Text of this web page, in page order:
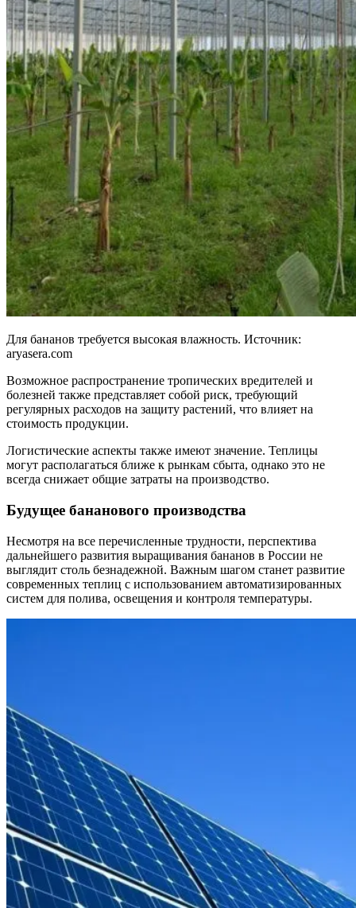
Для бананов требуется высокая влажность. Источник:
aryasera.com
Возможное распространение тропических вредителей и
болезней также представляет собой риск, требующий
регулярных расходов на защиту растений, что влияет на
стоимость продукции.
Логистические аспекты также имеют значение. Теплицы
могут располагаться ближе к рынкам сбыта, однако это не
всегда снижает общие затраты на производство.
Будущее бананового производства
Несмотря на все перечисленные трудности, перспектива
дальнейшего развития выращивания бананов в России не
выглядит столь безнадежной. Важным шагом станет развитие
современных теплиц с использованием автоматизированных
систем для полива, освещения и контроля температуры.